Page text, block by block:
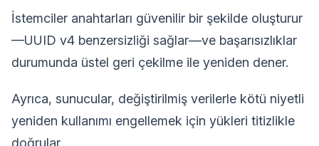
İstemciler anahtarları güvenilir bir şekilde oluşturur
—UUID v4 benzersizliği sağlar—ve başarısızlıklar
durumunda üstel geri çekilme ile yeniden dener.
Ayrıca, sunucular, değiştirilmiş verilerle kötü niyetli
yeniden kullanımı engellemek için yükleri titizlikle
doğrular.